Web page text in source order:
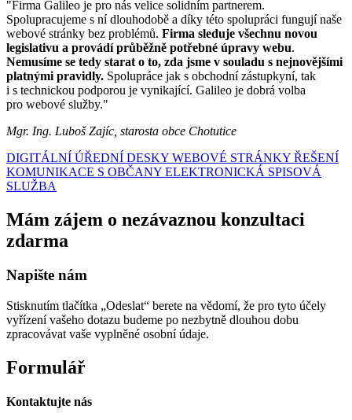
"Firma Galileo je pro nás velice solidním partnerem.
Spolupracujeme s ní dlouhodobě a díky této spolupráci fungují naše
webové stránky bez problémů. Firma sleduje všechnu novou
legislativu a provádí průběžně potřebné úpravy webu.
Nemusíme se tedy starat o to, zda jsme v souladu s nejnovějšími
platnými pravidly. Spolupráce jak s obchodní zástupkyní, tak
i s technickou podporou je vynikající. Galileo je dobrá volba
pro webové služby."
Mgr. Ing. Luboš Zajíc, starosta obce Chotutice
DIGITÁLNÍ ÚŘEDNÍ DESKY WEBOVÉ STRÁNKY ŘEŠENÍ
KOMUNIKACE S OBČANY ELEKTRONICKÁ SPISOVÁ
SLUŽBA
Mám zájem o nezávaznou konzultaci
zdarma
Napište nám
Stisknutím tlačítka „Odeslat“ berete na vědomí, že pro tyto účely
vyřízení vašeho dotazu budeme po nezbytně dlouhou dobu
zpracovávat vaše vyplněné osobní údaje.
Formulář
Kontaktujte nás